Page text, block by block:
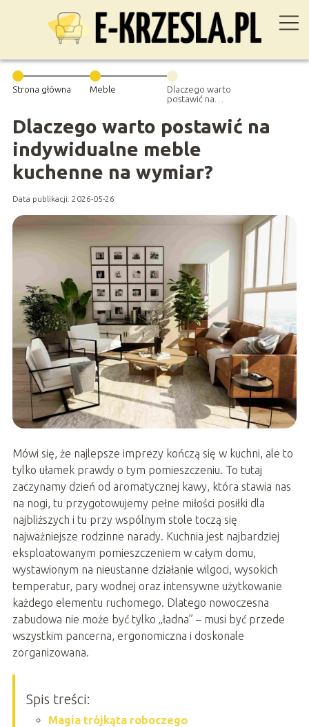
Strona główna Meble
Dlaczego warto
postawić na
kuchenne na
Dlaczego warto postawić na
indywidualne meble
kuchenne na wymiar?
Data publikacji: 2026-05-26
Mówi się, że najlepsze imprezy kończą się w kuchni, ale to
tylko ułamek prawdy o tym pomieszczeniu. To tutaj
zaczynamy dzień od aromatycznej kawy, która stawia nas
na nogi, tu przygotowujemy pełne miłości posiłki dla
najbliższych i tu przy wspólnym stole toczą się
najważniejsze rodzinne narady. Kuchnia jest najbardziej
eksploatowanym pomieszczeniem w całym domu,
wystawionym na nieustanne działanie wilgoci, wysokich
temperatur, pary wodnej oraz intensywne użytkowanie
każdego elementu ruchomego. Dlatego nowoczesna
zabudowa nie może być tylko „ładna” – musi być przede
wszystkim pancerna, ergonomiczna i doskonale
zorganizowana.
Spis treści:
Magia trójkąta roboczego